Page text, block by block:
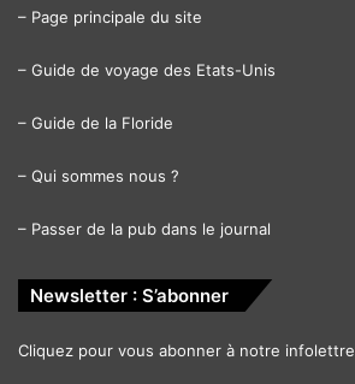
– Page principale du site
– Guide de voyage des Etats-Unis
– Guide de la Floride
– Qui sommes nous ?
– Passer de la pub dans le journal
Newsletter : S’abonner
Cliquez pour vous abonner à notre infolettre